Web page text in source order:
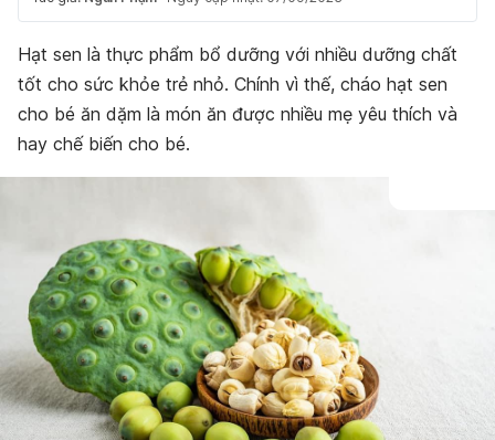
Hạt sen là thực phẩm bổ dưỡng với nhiều dưỡng chất
tốt cho sức khỏe trẻ nhỏ. Chính vì thế, cháo hạt sen
cho bé ăn dặm là món ăn được nhiều mẹ yêu thích và
hay chế biến cho bé.